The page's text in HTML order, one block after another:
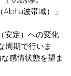
波帯域）」
安定）への変化
周期で行いま
感情状態を望ま